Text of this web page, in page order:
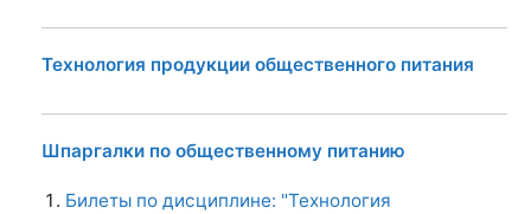
Технология продукции общественного питания
Шпаргалки по общественному питанию
Билеты по дисциплине: "Технология